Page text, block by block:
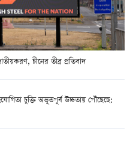
চীনের তীব্র প্রতিবাদ
চুক্তি অভূতপূর্ব উচ্চতায় পৌঁছেছে: